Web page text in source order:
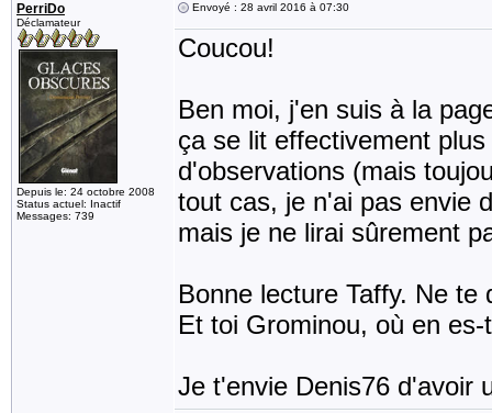
PerriDo
Déclamateur
Depuis le: 24 octobre 2008
Status actuel: Inactif
Messages: 739
Envoyé : 28 avril 2016 à 07:30
Coucou!
Ben moi, j'en suis à la
ça se lit effectivement
d'observations (mais
tout cas, je n'ai pas envie
mais je ne lirai sûrement
Bonne lecture Taffy. Ne
Et toi Grominou, où en es-
Je t'envie Denis76 d'avoir